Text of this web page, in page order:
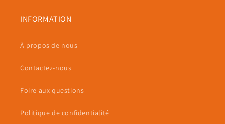
INFORMATION
À propos de nous
Contactez-nous
Foire aux questions
Politique de confidentialité